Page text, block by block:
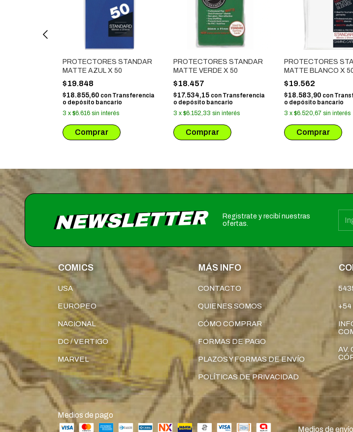
PROTECTORES STANDAR
MATTE AZUL X 50
$19.848
$18.855,60 con Transferencia
o depósito bancario
3 x $6.616 sin interés
PROTECTORES STANDAR
MATTE VERDE X 50
$18.457
$17.534,15 con Transferencia
o depósito bancario
3 x $6.152,33 sin interés
PROTECTORES
MATTE BLANCO X
$19.562
$18.583,90 con
o depósito bancario
3 x $6.520,67 sin interés
NEWSLETTER
Registrate y recibí nuestras
ofertas.
COMICS
USA
EUROPEO
NACIONAL
DC / VERTIGO
MARVEL
MÁS INFO
CONTACTO
QUIENES SOMOS
CÓMO COMPRAR
FORMAS DE PAGO
PLAZOS Y FORMAS DE ENVÍO
POLÍTICAS DE PRIVACIDAD
+54
AV.
Medios de pago
Medios de envío